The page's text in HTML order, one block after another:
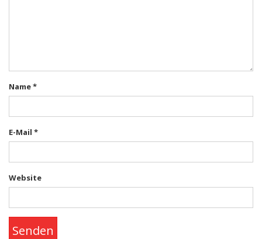
Name*
E-Mail *
Website
Senden